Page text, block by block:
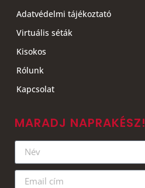
Adatvédelmi tájékoztató
Virtuális séták
Kisokos
Rólunk
Kapcsolat
MARADJ NAPRAKÉSZ!